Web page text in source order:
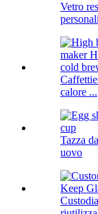
Vetro
calore ...
Tazza
uovo